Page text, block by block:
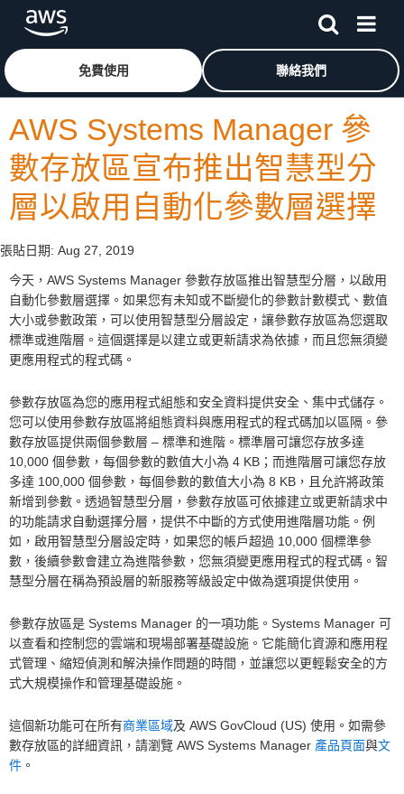
跳至主要內容按一下這裡可返回 Amazon Web Services 首頁
免費使用 聯絡我們
AWS Systems Manager 參
數存放區宣布推出智慧型分
層以啟用自動化參數層選擇
張貼日期: Aug 27, 2019
今天，AWS Systems Manager 參數存放區推出智慧型分層，以啟用
自動化參數層選擇。如果您有未知或不斷變化的參數計數模式、數值
大小或參數政策，可以使用智慧型分層設定，讓參數存放區為您選取
標準或進階層。這個選擇是以建立或更新請求為依據，而且您無須變
更應用程式的程式碼。
參數存放區為您的應用程式組態和安全資料提供安全、集中式儲存。
您可以使用參數存放區將組態資料與應用程式的程式碼加以區隔。參
數存放區提供兩個參數層 – 標準和進階。標準層可讓您存放多達
10,000 個參數，每個參數的數值大小為 4 KB；而進階層可讓您存放
多達 100,000 個參數，每個參數的數值大小為 8 KB，且允許將政策
新增到參數。透過智慧型分層，參數存放區可依據建立或更新請求中
的功能請求自動選擇分層，提供不中斷的方式使用進階層功能。例
如，啟用智慧型分層設定時，如果您的帳戶超過 10,000 個標準參
數，後續參數會建立為進階參數，您無須變更應用程式的程式碼。智
慧型分層在稱為預設層的新服務等級設定中做為選項提供使用。
參數存放區是 Systems Manager 的一項功能。Systems Manager 可
以查看和控制您的雲端和現場部署基礎設施。它能簡化資源和應用程
式管理、縮短偵測和解決操作問題的時間，並讓您以更輕鬆安全的方
式大規模操作和管理基礎設施。
這個新功能可在所有商業區域及 AWS GovCloud (US) 使用。如需參
數存放區的詳細資訊，請瀏覽 AWS Systems Manager 產品頁面與文
件 。